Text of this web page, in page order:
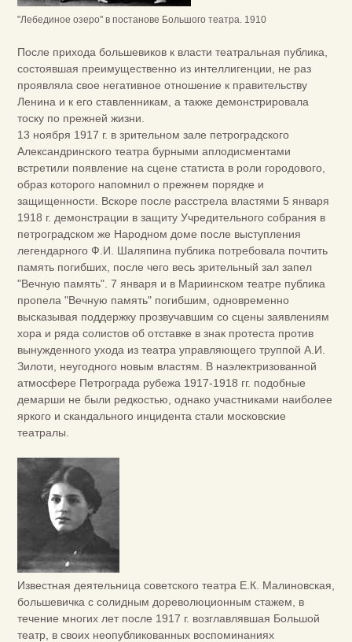
"Лебединое озеро" в постанове Большого театра. 1910
После прихода большевиков к власти театральная публика,
состоявшая преимущественно из интеллигенции, не раз
проявляла свое негативное отношение к правительству
Ленина и к его ставленникам, а также демонстрировала
тоску по прежней жизни.
13 ноября 1917 г. в зрительном зале петроградского
Александринского театра бурными аплодисментами
встретили появление на сцене статиста в роли городового,
образ которого напомнил о прежнем порядке и
защищенности. Вскоре после расстрела властями 5 января
1918 г. демонстрации в защиту Учредительного собрания в
петроградском же Народном доме после выступления
легендарного Ф.И. Шаляпина публика потребовала почтить
память погибших, после чего весь зрительный зал запел
"Вечную память". 7 января и в Мариинском театре публика
пропела "Вечную память" погибшим, одновременно
высказывая поддержку прозвучавшим со сцены заявлениям
хора и ряда солистов об отставке в знак протеста против
вынужденного ухода из театра управляющего труппой А.И.
Зилоти, неугодного новым властям. В наэлектризованной
атмосфере Петрограда рубежа 1917-1918 гг. подобные
демарши не были редкостью, однако участниками наиболее
яркого и скандального инцидента стали московские
театралы.
Известная деятельница советского театра Е.К. Малиновская,
большевичка с солидным дореволюционным стажем, в
течение многих лет после 1917 г. возглавлявшая Большой
театр, в своих неопубликованных воспоминаниях